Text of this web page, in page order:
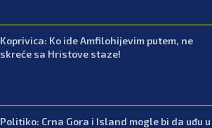
Koprivica: Ko ide Amfilohijevim putem, ne
skreće sa Hristove staze!
Politiko: Crna Gora i Island mogle bi da uđu u